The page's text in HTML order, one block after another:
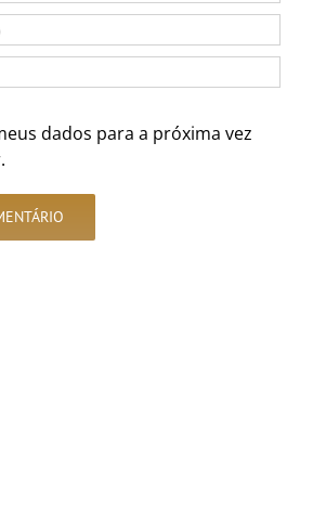
dados para a próxima vez